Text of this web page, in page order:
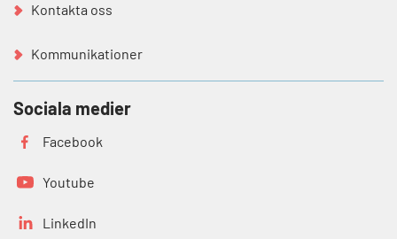
Kontakta oss
Kommunikationer
Sociala medier
Facebook
Youtube
LinkedIn